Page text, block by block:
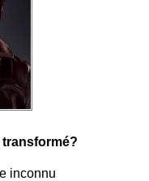
âge fut-il transformé?